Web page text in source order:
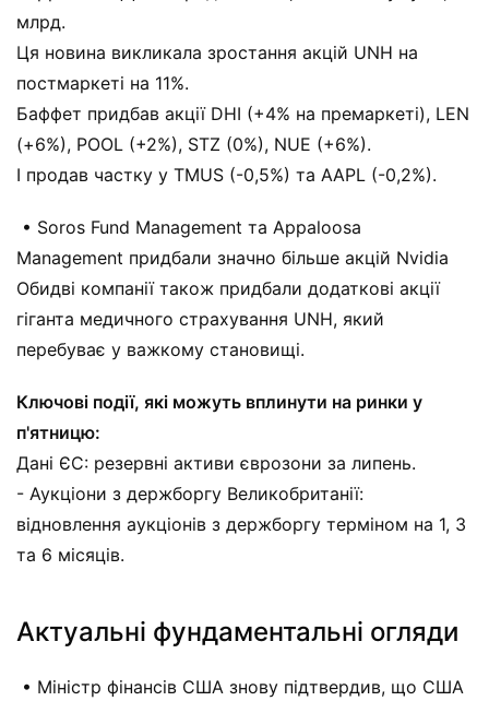
млрд.
Ця новина викликала зростання акцій UNH на
постмаркеті на 11%.
Баффет придбав акції DHI (+4% на премаркеті), LEN
(+6%), POOL (+2%), STZ (0%), NUE (+6%).
І продав частку у TMUS (-0,5%) та AAPL (-0,2%).
• Soros Fund Management та Appaloosa
Management придбали значно більше акцій Nvidia
Обидві компанії також придбали додаткові акції
гіганта медичного страхування UNH, який
перебуває у важкому становищі.
Ключові події, які можуть вплинути на ринки у
п'ятницю:
Дані ЄС: резервні активи єврозони за липень.
- Аукціони з держборгу Великобританії:
відновлення аукціонів з держборгу терміном на 1, 3
та 6 місяців.
Актуальні фундаментальні огляди
• Міністр фінансів США знову підтвердив, що США